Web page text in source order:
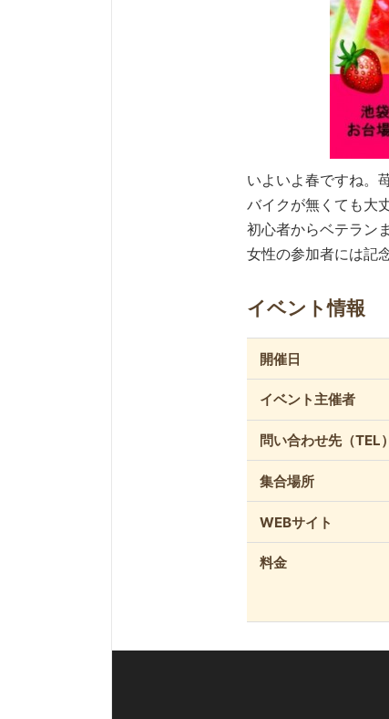
いよいよ春ですね。
バイクが無くても大
初心者からベテラン
女性の参加者には記
イベント情報
開催日
イベント主催者
問い合わせ先（TEL）
集合場所
WEBサイト
料金